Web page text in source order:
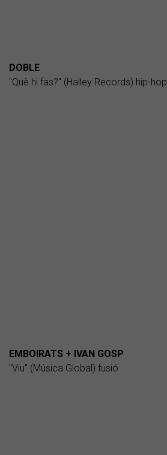
DOBLE
"Què hi fas?" (Halley Records) hip-hop
EMBOIRATS + IVAN GOSP
"Viu" (Música Global) fusió